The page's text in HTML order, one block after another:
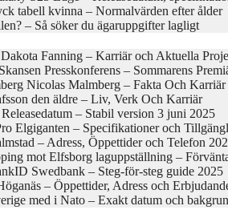
tabell kvinna – Normalvärden efter ålder
– Så söker du ägaruppgifter lagligt
Fanning – Karriär och Aktuella
Presskonferens – Sommarens
Nicolas Malmberg – Fakta Och Karriär
den äldre – Liv, Verk Och Karriär
– Stabil version 3 juni 2025
Elgiganten – Specifikationer och
– Adress, Öppettider och Telefon
mot Elfsborg laguppställning –
Swedbank – Steg-för-steg guide 2025
– Öppettider, Adress och
med i Nato – Exakt datum och